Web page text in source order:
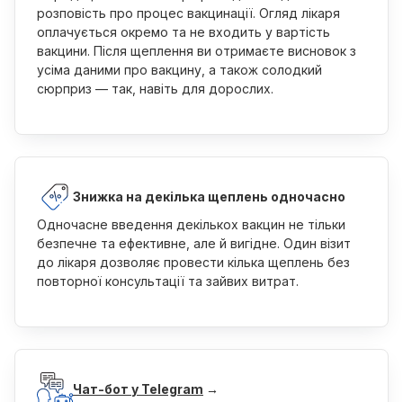
розповість про процес вакцинації. Огляд лікаря
оплачується окремо та не входить у вартість
вакцини. Після щеплення ви отримаєте висновок з
усіма даними про вакцину, а також солодкий
сюрприз — так, навіть для дорослих.
Знижка на декілька щеплень одночасно
Одночасне введення декількох вакцин не тільки
безпечне та ефективне, але й вигідне. Один візит
до лікаря дозволяє провести кілька щеплень без
повторної консультації та зайвих витрат.
Чат-бот у Telegram →